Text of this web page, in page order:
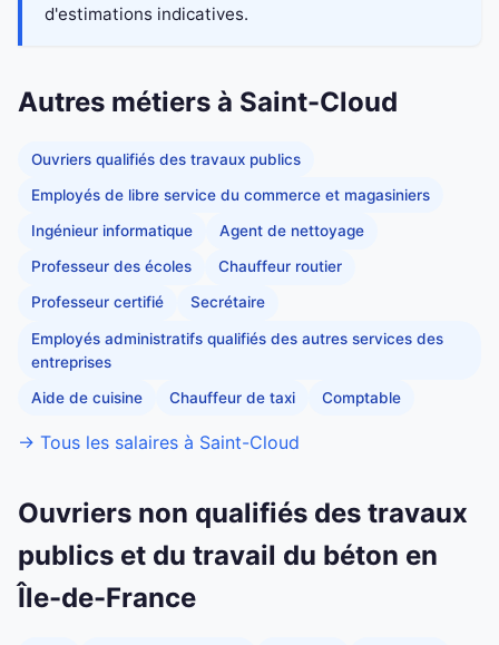
d'estimations indicatives.
Autres métiers à Saint-Cloud
Ouvriers qualifiés des travaux publics
Employés de libre service du commerce et magasiniers
Ingénieur informatique Agent de nettoyage
Professeur des écoles Chauffeur routier
Professeur certifié Secrétaire
Employés administratifs qualifiés des autres services des
entreprises
Aide de cuisine Chauffeur de taxi Comptable
→ Tous les salaires à Saint-Cloud
Ouvriers non qualifiés des travaux
publics et du travail du béton en
Île-de-France